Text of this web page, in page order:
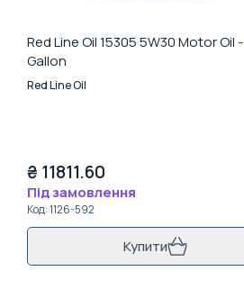
Red Line Oil 15305 5W30 Motor Oil -
Gallon
Red Line Oil
₴ 11811.60
Під замовлення
Код:1126-592
Купити